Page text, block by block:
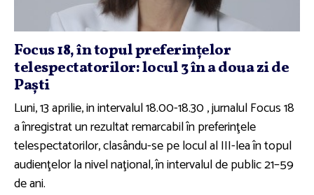
Focus 18, în topul preferinţelor
telespectatorilor: locul 3 în a doua zi de
Paşti
Luni, 13 aprilie, in intervalul 18.00-18.30 , jurnalul Focus 18
a înregistrat un rezultat remarcabil în preferinţele
telespectatorilor, clasându-se pe locul al III-lea în topul
audienţelor la nivel naţional, în intervalul de public 21–59
de ani.